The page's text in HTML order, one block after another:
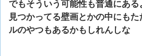
でもそういう可能性も普通にある
見つかってる壁画とかの中にも
ルのやつもあるかもしれんしな